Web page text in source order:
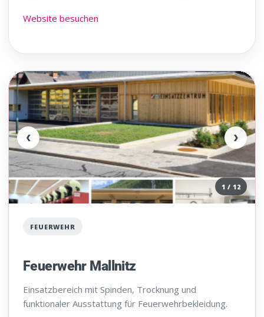
Website besuchen
‹ ›
1 / 12
FEUERWEHR
Feuerwehr Mallnitz
Einsatzbereich mit Spinden, Trocknung und
funktionaler Ausstattung für Feuerwehrbekleidung.